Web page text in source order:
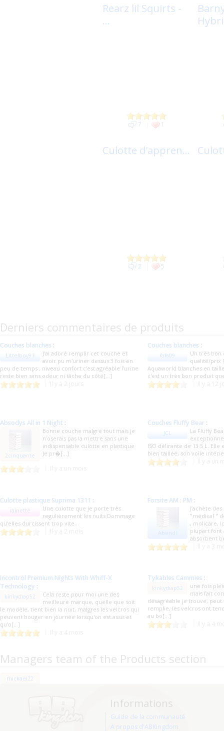
Rearz lil Squirts -
...
7 1
Culotte d'appren...
2 5
Derniers commentaires de produits
Couches blanches :
Littelboy91
J'ai adoré remplir cet couche et
avoir pu m'uriner dessus 3 fois en
peu de temps , niveau confort c'est agréable l'urine
reste bien sans odeur ni tâche du côté[...]
Couches blanches :
fafa09
Un très
qualité/prix
Aquaworld blanches en
c'est un très bon produit
Absodys All in 1 Night :
2cinquante
Bonne couche malgré tout mais je
n'oserais pas la mettre sans une
indispensable culotte en plastique
Je pr�[...]
Couches Fluffy Bear :
JCL
La Fluffy
ISO délirante de 13.5 L.
bien taillée, son voile
Culotte plastique Suprima 1311 :
rainette
Une culotte que je porte très
regulièrement les nuits.Dommage
qu'elles durcissent trop vite...
Forsite AM : PM :
J’achète
"médical "
, molicare,
plupart font
absorbent
Incontrol Premium Nights With Whiff-X
Technology :
kinkydiap52
Cela reste pour moi une des
meilleure marque, quelle que soit
le modèle, tient bien la nuit, malgres les velcros qui
peuvent bouger en journée lorsqu'on est assis et
qu'o[...]
Tykables Cammies :
kinkydiap52
une fois
mais fait
désagréable je trouve,
remplie, les velcros ont
au bo[...]
Managers team of the Products section
mickael22
Informations
Guide de la communauté
A propos d'ABKingdom